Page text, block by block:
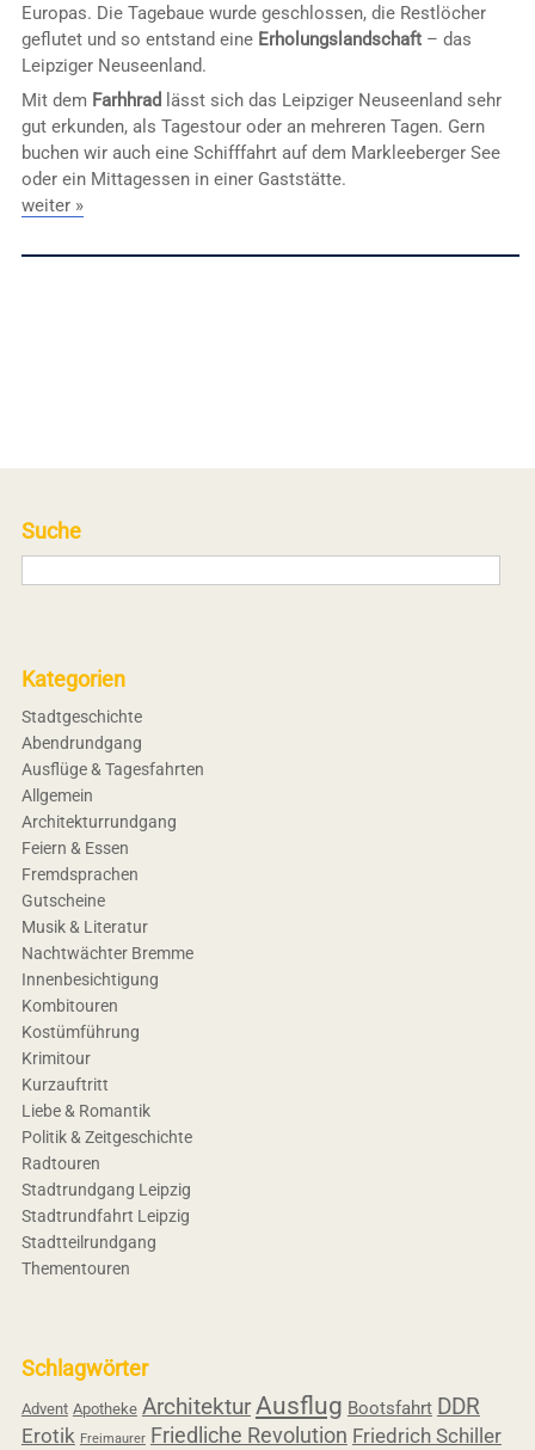
Europas. Die Tagebaue wurde geschlossen, die Restlöcher
geflutet und so entstand eine Erholungslandschaft– das
Leipziger Neuseenland.
Mit dem Farhhrad
lässt sich das Leipziger Neuseenland sehr
gut erkunden, als Tagestour oder an mehreren Tagen. Gern
buchen wir auch eine Schifffahrt auf dem Markleeberger See
oder ein Mittagessen in einer Gaststätte.
weiter »
Suche
Kategorien
Stadtgeschichte
Abendrundgang
Ausflüge & Tagesfahrten
Allgemein
Architekturrundgang
Feiern & Essen
Fremdsprachen
Gutscheine
Musik & Literatur
Nachtwächter Bremme
Innenbesichtigung
Kombitouren
Kostümführung
Krimitour
Kurzauftritt
Liebe & Romantik
Politik & Zeitgeschichte
Radtouren
Stadtrundgang Leipzig
Stadtrundfahrt Leipzig
Stadtteilrundgang
Thementouren
Schlagwörter
Advent Apotheke Architektur Ausflug Bootsfahrt DDR
Erotik Freimaurer Friedliche Revolution Friedrich Schiller